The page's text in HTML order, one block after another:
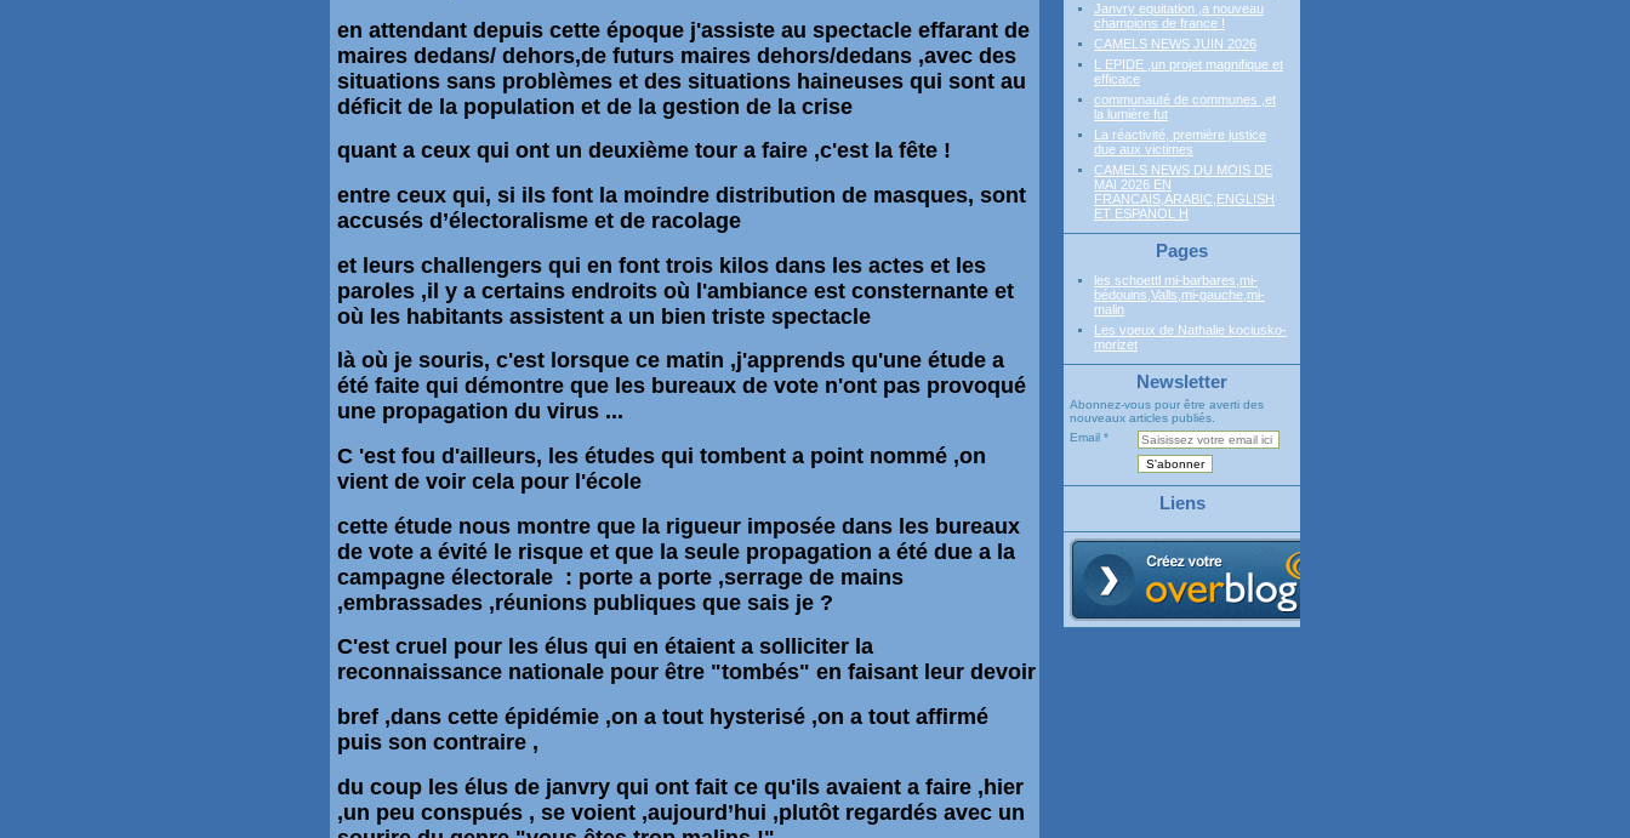
en attendant depuis cette époque j'assiste au spectacle effarant de
maires dedans/ dehors,de futurs maires dehors/dedans ,avec des
situations sans problèmes et des situations haineuses qui sont au
déficit de la population et de la gestion de la crise
quant a ceux qui ont un deuxième tour a faire ,c'est la fête !
entre ceux qui, si ils font la moindre distribution de masques, sont
accusés d’électoralisme et de racolage
et leurs challengers qui en font trois kilos dans les actes et les
paroles ,il y a certains endroits où l'ambiance est consternante et
où les habitants assistent a un bien triste spectacle
là où je souris, c'est lorsque ce matin ,j'apprends qu'une étude a
été faite qui démontre que les bureaux de vote n'ont pas provoqué
une propagation du virus ...
C 'est fou d'ailleurs, les études qui tombent a point nommé ,on
vient de voir cela pour l'école
cette étude nous montre que la rigueur imposée dans les bureaux
de vote a évité le risque et que la seule propagation a été due a la
campagne électorale : porte a porte ,serrage de mains
,embrassades ,réunions publiques que sais je ?
C'est cruel pour les élus qui en étaient a solliciter la
reconnaissance nationale pour être "tombés" en faisant leur devoir
bref ,dans cette épidémie ,on a tout hysterisé ,on a tout affirmé
puis son contraire ,
du coup les élus de janvry qui ont fait ce qu'ils avaient a faire ,hier
,un peu conspués , se voient ,aujourd’hui ,plutôt regardés avec un
Janvry equitation ,a nouveau
champions de france !
CAMELS NEWS JUIN 2026
L EPIDE ,un projet magnifique et
efficace
communauté de communes ,et
la lumière fut
La réactivité, première justice
due aux victimes
CAMELS NEWS DU MOIS DE
MAI 2026 EN
FRANCAIS,ARABIC,ENGLISH
ET ESPANOL H
Pages
les schoettl mi-barbares,mi-
bédouins,Valls,mi-gauche,mi-
malin
Les voeux de Nathalie kociusko-
morizet
Newsletter
Abonnez-vous pour être averti des
nouveaux articles publiés.
Email
Liens